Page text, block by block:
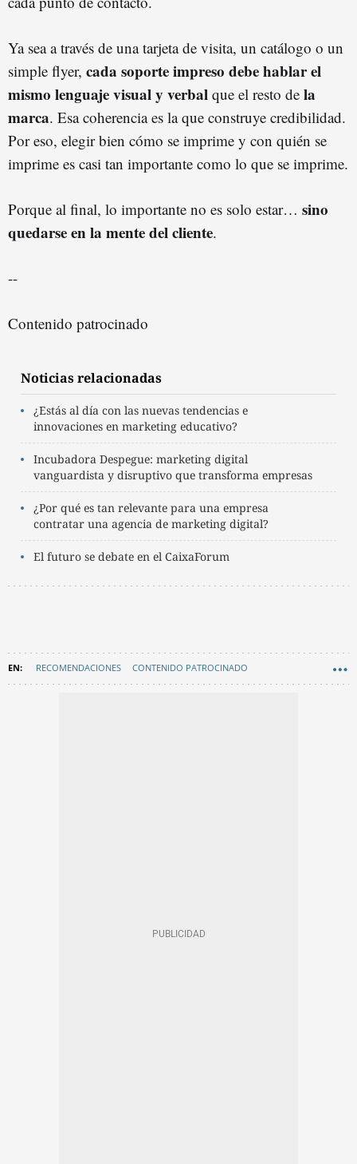
Ya sea a través de una tarjeta de visita, un catálogo o un
simple flyer, cada soporte impreso debe hablar el
mismo lenguaje visual y verbal que el resto de la
marca. Esa coherencia es la que construye credibilidad.
Por eso, elegir bien cómo se imprime y con quién se
imprime es casi tan importante como lo que se imprime.
Porque al final, lo importante no es solo estar… sino
quedarse en la mente del cliente.
--
Contenido patrocinado
Noticias relacionadas
¿Estás al día con las nuevas tendencias e
innovaciones en marketing educativo?
Incubadora Despegue: marketing digital
vanguardista y disruptivo que transforma empresas
¿Por qué es tan relevante para una empresa
contratar una agencia de marketing digital?
El futuro se debate en el CaixaForum
RECOMENDACIONES CONTENIDO PATROCINADO